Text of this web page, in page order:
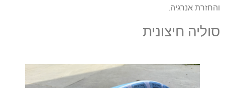
והחזרת אנרגיה.
סוליה חיצונית